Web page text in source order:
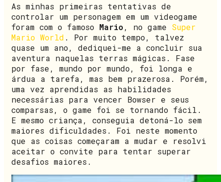
As minhas primeiras tentativas de
controlar um personagem em um videogame
foram com o famoso Mario, no game Super
Mario World . Por muito tempo, talvez
quase um ano, dediquei-me a concluir sua
aventura naquelas terras mágicas. Fase
por fase, mundo por mundo, foi longa e
árdua a tarefa, mas bem prazerosa. Porém,
uma vez aprendidas as habilidades
necessárias para vencer Bowser e seus
comparsas, o game foi se tornando fácil.
E mesmo criança, conseguia detoná-lo sem
maiores dificuldades. Foi neste momento
que as coisas começaram a mudar e resolvi
aceitar o convite para tentar superar
desafios maiores.